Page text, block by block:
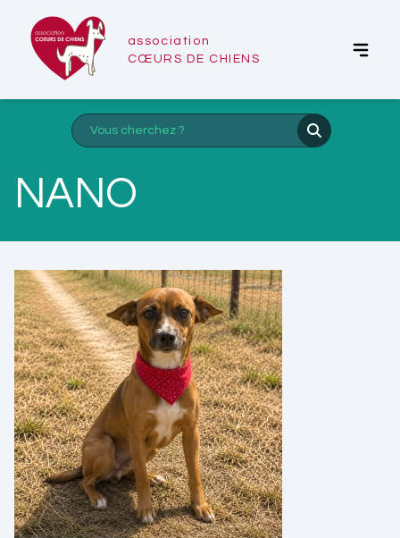
association
CŒURS DE CHIENS
NANO